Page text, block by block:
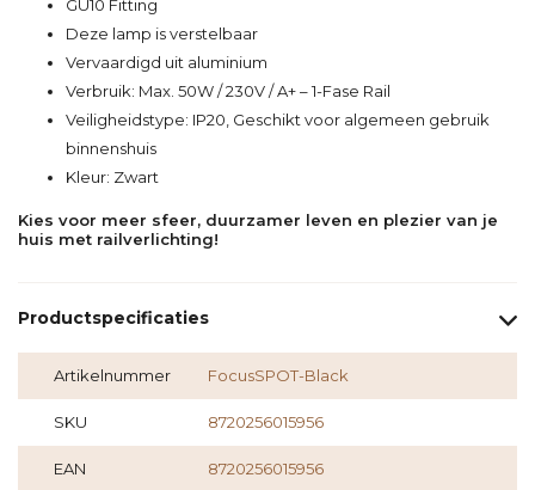
GU10 Fitting
Deze lamp is verstelbaar
Vervaardigd uit aluminium
Verbruik: Max. 50W / 230V / A+ – 1-Fase Rail
Veiligheidstype: IP20, Geschikt voor algemeen gebruik
binnenshuis
Kleur: Zwart
Kies voor meer sfeer, duurzamer leven en plezier van je
huis met railverlichting!
Productspecificaties
Artikelnummer FocusSPOT-Black
SKU 8720256015956
EAN 8720256015956